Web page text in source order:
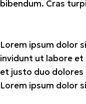
bibendum. Cras
Lorem ipsum dolor
invidunt ut labore et
et justo duo
Lorem ipsum dolor